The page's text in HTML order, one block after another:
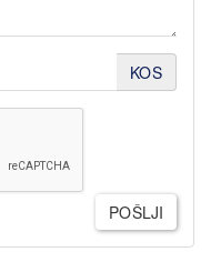
KOS
POŠLJI